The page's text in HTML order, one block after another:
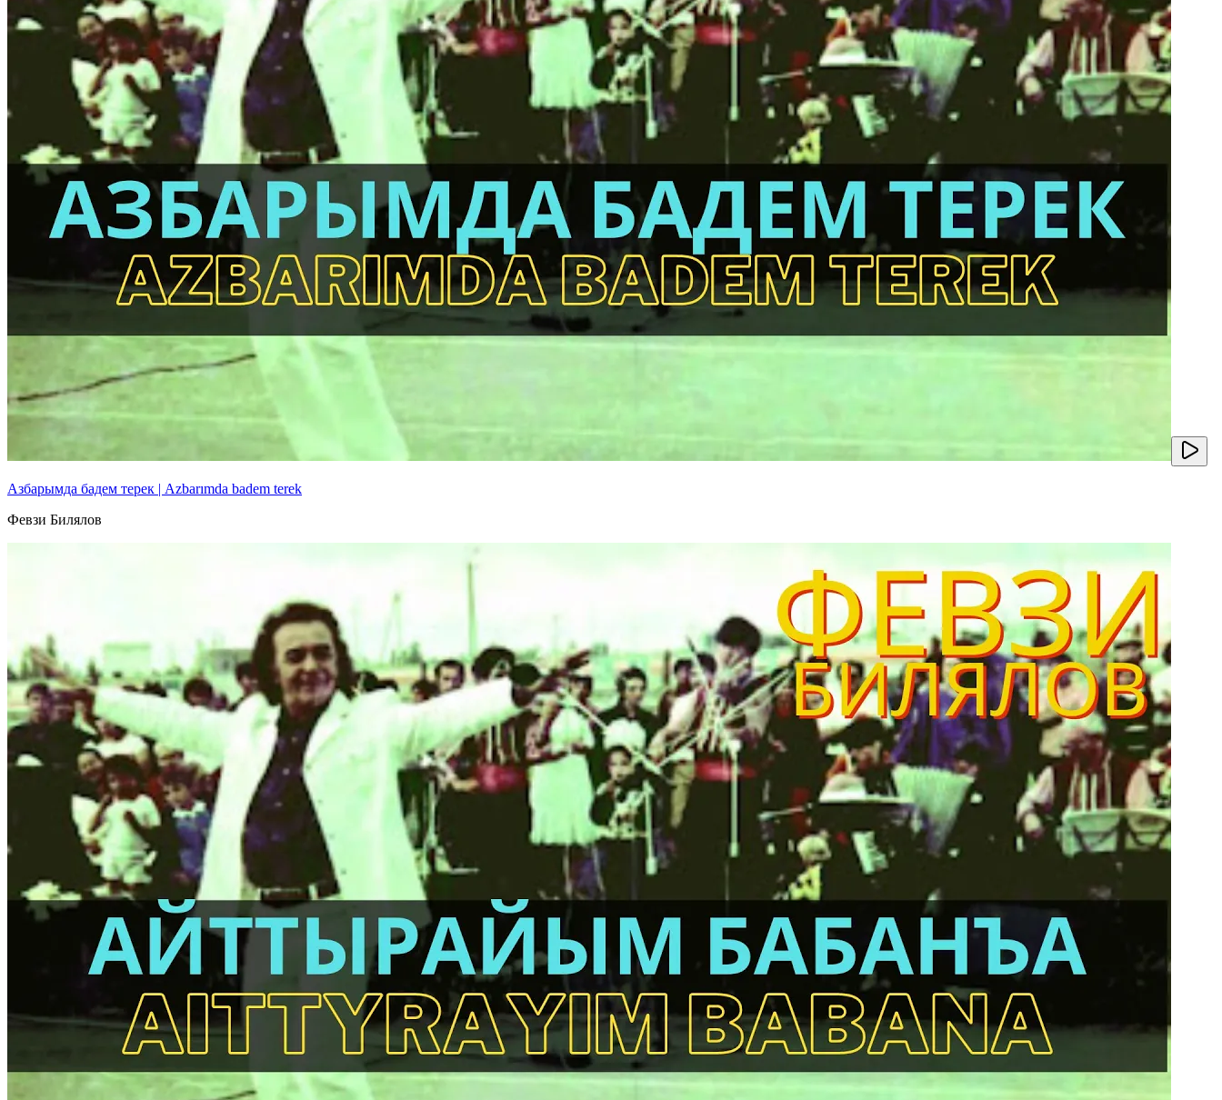
Азбарымда бадем терек | Azbarımda badem terek
Февзи Билялов